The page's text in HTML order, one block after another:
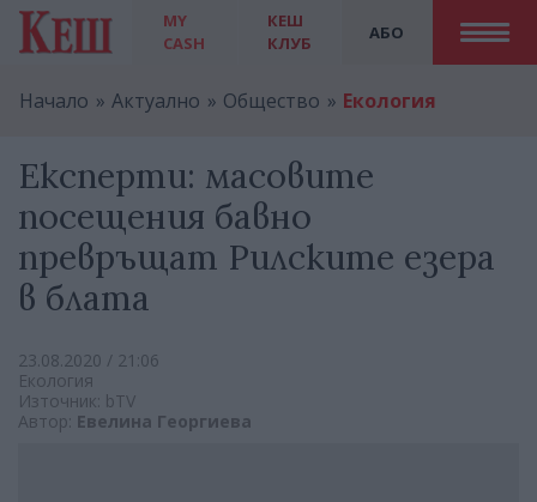
MY
CASH
АБО
КЕШ
КЛУБ
Начало Актуално Общество Екология
Експерти: масовите
посещения бавно
превръщат Рилските езера
в блата
23.08.2020 / 21:06
Екология
Източник: bTV
Автор: Евелина Георгиева